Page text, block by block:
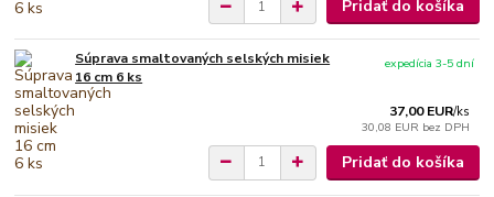
Pridať do košíka
Súprava smaltovaných selských misiek
16 cm 6 ks
37,00 EUR/ks
30,08 EUR bez DPH
expedícia 3-5 dní
Pridať do košíka